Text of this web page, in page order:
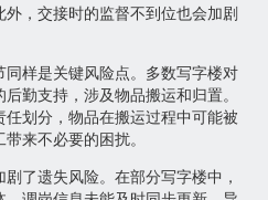
，交接时的监督不到位也会加剧
样是关键风险点。多数写字楼对
勤支持，涉及物品搬运和归置。
划分，物品在搬运过程中可能被
来不必要的困扰。
了遗失风险。在部分写字楼中，